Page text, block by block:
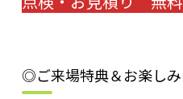
◎ご来場特典＆お楽しみ